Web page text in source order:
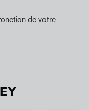
de votre